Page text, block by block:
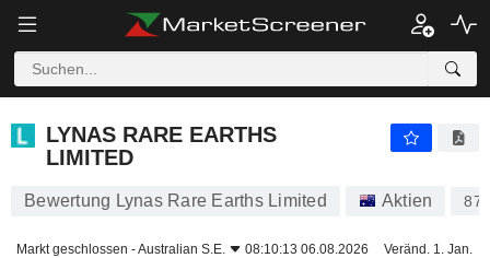
LYNAS RARE EARTHS
LIMITED
Bewertung Lynas Rare Earths Limited Aktien
Markt geschlossen -Australian S.E. 08:10:13 06.08.2026 Veränd. 1. Jan.